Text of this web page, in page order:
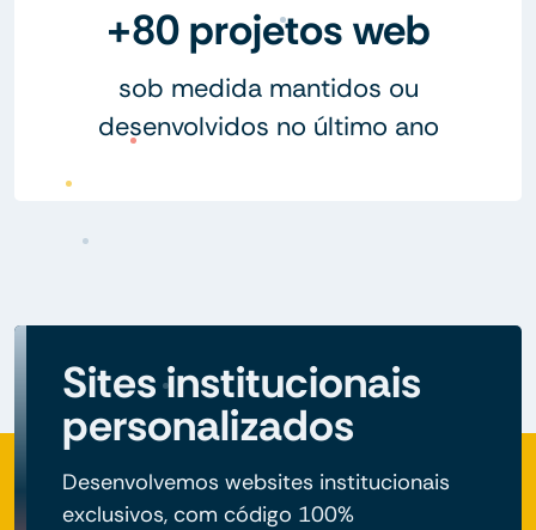
+80 projetos web
sob medida mantidos ou
desenvolvidos no último ano
Sites institucionais
personalizados
Desenvolvemos websites institucionais
exclusivos, com código 100%